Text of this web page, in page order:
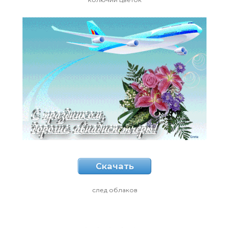
Скачать
след облаков